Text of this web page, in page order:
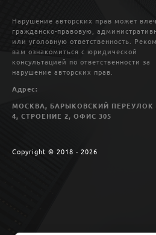
Нарушение авторских прав может
гражданско-правовую,
или уголовную ответственность.
вам ознакомиться с юридической
консультацией по ответственности за
нарушение авторских прав.
Адрес:
МОСКВА, БАРЫКОВСКИЙ ПЕРЕУЛОК
4, СТРОЕНИЕ 2, ОФИС 305
Copyright © 2018 - 2026